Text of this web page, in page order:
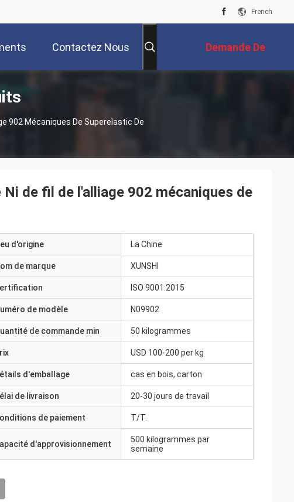
French
Contactez Nous Demande De
Soumission
902 Mécaniques De Superelastic De
de fil de l'alliage 902 mécaniques de
d'origine La Chine
de marque XUNSHI
ISO 9001:2015
de modèle N09902
de commande min 50 kilogrammes
USD 100-200 per kg
d'emballage cas en bois, carton
de livraison 20-30 jours de travail
de paiement T/T.
d'approvisionnement
500 kilogrammes par
semaine